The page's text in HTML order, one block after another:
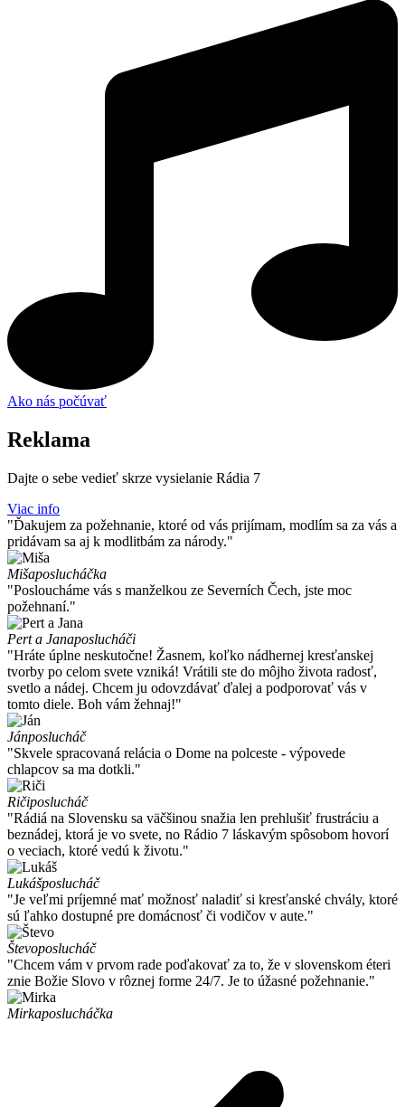
Ako nás počúvať
Reklama
Dajte o sebe vedieť skrze vysielanie Rádia 7
Viac info
"Ďakujem za požehnanie, ktoré od vás prijímam, modlím sa za vás a
pridávam sa aj k modlitbám za národy."
Mišaposlucháčka
"Posloucháme vás s manželkou ze Severních Čech, jste moc
požehnaní."
Pert a Janaposlucháči
"Hráte úplne neskutočne! Žasnem, koľko nádhernej kresťanskej
tvorby po celom svete vzniká! Vrátili ste do môjho života radosť,
svetlo a nádej. Chcem ju odovzdávať ďalej a podporovať vás v
tomto diele. Boh vám žehnaj!"
Jánposlucháč
"Skvele spracovaná relácia o Dome na polceste - výpovede
chlapcov sa ma dotkli."
Ričiposlucháč
"Rádiá na Slovensku sa väčšinou snažia len prehlušiť frustráciu a
beznádej, ktorá je vo svete, no Rádio 7 láskavým spôsobom hovorí
o veciach, ktoré vedú k životu."
Lukášposlucháč
"Je veľmi príjemné mať možnosť naladiť si kresťanské chvály, ktoré
sú ľahko dostupné pre domácnosť či vodičov v aute."
Števoposlucháč
"Chcem vám v prvom rade poďakovať za to, že v slovenskom éteri
znie Božie Slovo v rôznej forme 24/7. Je to úžasné požehnanie."
Mirkaposlucháčka